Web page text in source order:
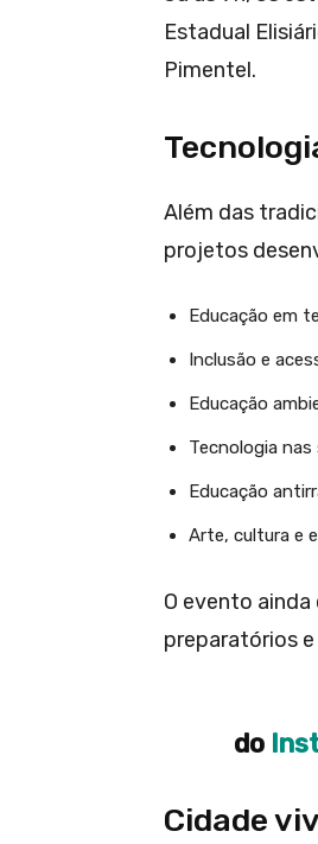
Estadual
Pimentel.
Além das
projetos
Educação em
Inclusão e
Educação
Tecnologia nas
Educação
Arte, cultura e
O evento
preparatórios
do
Cidade